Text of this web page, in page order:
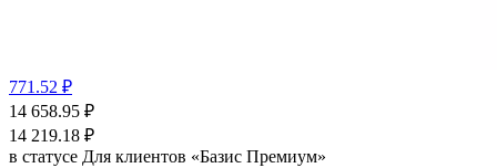
771.52 ₽
14 658.95 ₽
14 219.18 ₽
в статусе Для клиентов «Базис Премиум»